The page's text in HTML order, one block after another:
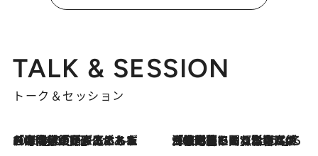
TALK & SESSION
トーク＆セッション
2026.8.3
「今後値上げがあるとすれば…」「リスクがあるのは今年の冬」エネルギー専門家が語る、ホルムズ海峡封鎖が家庭にもたらす“ある心配” 2026.8.3
「住宅建てられない…」「サーチャージ料の高値が続いている」ホルムズ海峡封鎖による影響はいつまで続く？《エネルギー専門家に聞く“どうなる日本の暮らし”》